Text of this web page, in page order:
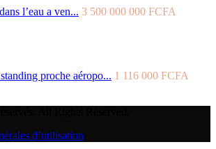
l’eau a ven... 3 500 000 000 FCFA
proche aéropo... 1 116 000 FCFA
d’utilisation